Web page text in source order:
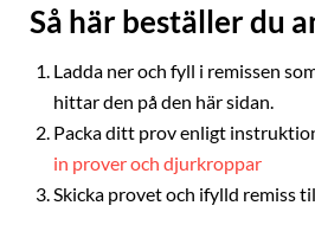
Så här beställer du
Ladda ner och fyll i remissen
hittar den på den här sidan.
Packa ditt prov enligt
in prover och djurkroppar
Skicka provet och ifylld remiss